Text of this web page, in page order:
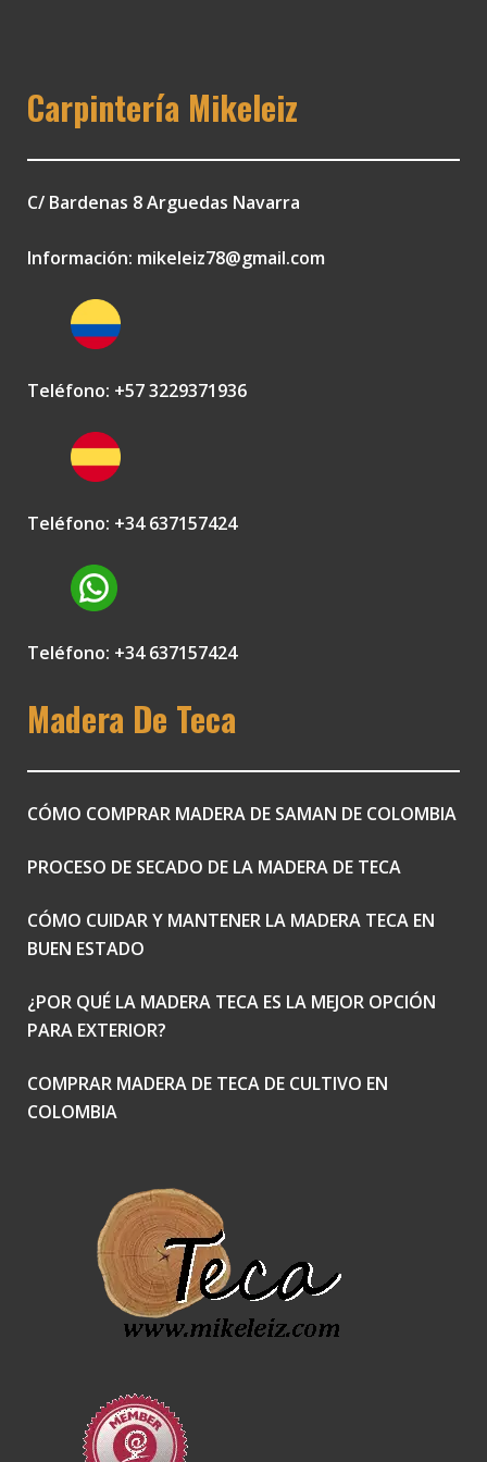
Carpintería Mikeleiz
C/ Bardenas 8 Arguedas Navarra
Información: mikeleiz78@gmail.com
Teléfono: +57 3229371936
Teléfono: +34 637157424
Teléfono: +34 637157424
Madera De Teca
CÓMO COMPRAR MADERA DE SAMAN DE COLOMBIA
PROCESO DE SECADO DE LA MADERA DE TECA
CÓMO CUIDAR Y MANTENER LA MADERA TECA EN
BUEN ESTADO
¿POR QUÉ LA MADERA TECA ES LA MEJOR OPCIÓN
PARA EXTERIOR?
COMPRAR MADERA DE TECA DE CULTIVO EN
COLOMBIA